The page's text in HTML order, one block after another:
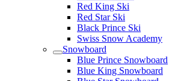
Red King Ski
Red Star Ski
Black Prince Ski
Swiss Snow Academy
Snowboard
Blue Prince Snowboard
Blue King Snowboard